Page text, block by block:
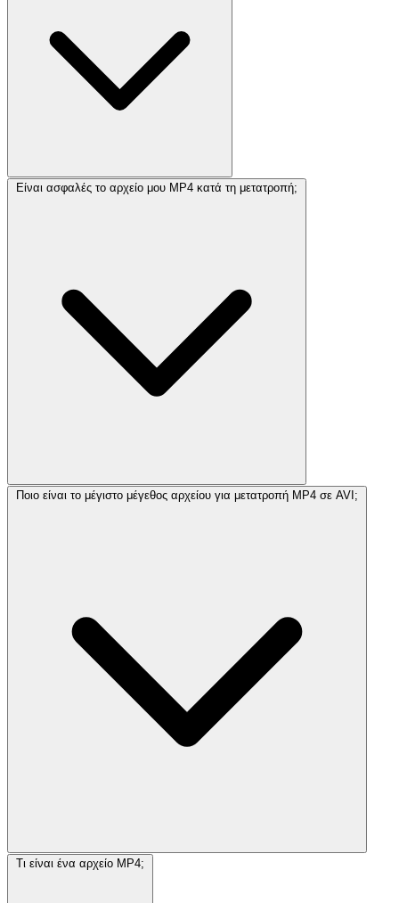
Είναι ασφαλές το αρχείο μου MP4 κατά τη μετατροπή;
Ποιο είναι το μέγιστο μέγεθος αρχείου για μετατροπή MP4 σε AVI;
Τι είναι ένα αρχείο MP4;